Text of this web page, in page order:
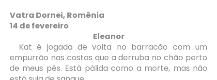
Vatra Dornei, Romênia
14 de fevereiro
Eleanor
Kat é jogada de volta no barracão com um
empurrão nas costas que a derruba no chão perto
de meus pés. Está pálida como a morte, mas não